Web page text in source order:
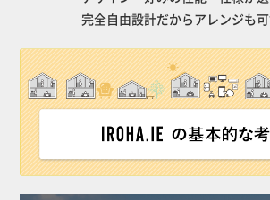
完全自由設計だからアレンジも可